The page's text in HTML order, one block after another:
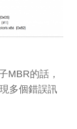
MBR的話，
多個錯誤訊